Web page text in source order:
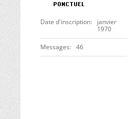
Date d'inscription
janvier
1970
Messages 46